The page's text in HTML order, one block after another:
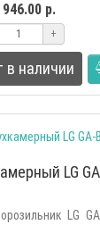
946.00 р.
+
в наличии
LG
LG